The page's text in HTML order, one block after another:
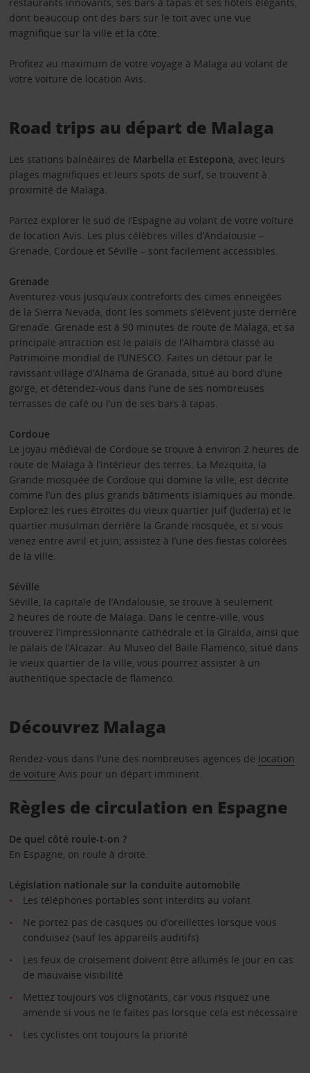
dont beaucoup ont des bars sur le toit avec une vue
magnifique sur la ville et la côte.
Profitez au maximum de votre voyage à Malaga au volant de
votre voiture de location Avis.
Road trips au départ de Malaga
Les stations balnéaires de Marbella et Estepona , avec leurs
plages magnifiques et leurs spots de surf, se trouvent à
proximité de Malaga.
Partez explorer le sud de l’Espagne au volant de votre voiture
de location Avis. Les plus célèbres villes d’Andalousie –
Grenade, Cordoue et Séville – sont facilement accessibles.
Grenade
Aventurez-vous jusqu’aux contreforts des cimes enneigées
de la Sierra Nevada, dont les sommets s’élèvent juste derrière
Grenade. Grenade est à 90 minutes de route de Malaga, et sa
principale attraction est le palais de l’Alhambra classé au
Patrimoine mondial de l’UNESCO. Faites un détour par le
ravissant village d’Alhama de Granada, situé au bord d’une
gorge, et détendez-vous dans l’une de ses nombreuses
terrasses de café ou l’un de ses bars à tapas.
Cordoue
Le joyau médiéval de Cordoue se trouve à environ 2 heures de
route de Malaga à l’intérieur des terres. La Mezquita, la
Grande mosquée de Cordoue qui domine la ville, est décrite
comme l’un des plus grands bâtiments islamiques au monde.
Explorez les rues étroites du vieux quartier juif (Judería) et le
quartier musulman derrière la Grande mosquée, et si vous
venez entre avril et juin, assistez à l’une des fiestas colorées
de la ville.
Séville
Séville, la capitale de l’Andalousie, se trouve à seulement
2 heures de route de Malaga. Dans le centre-ville, vous
trouverez l’impressionnante cathédrale et la Giralda, ainsi que
le palais de l’Alcazar. Au Museo del Baile Flamenco, situé dans
le vieux quartier de la ville, vous pourrez assister à un
authentique spectacle de flamenco.
Découvrez Malaga
Rendez-vous dans l'une des nombreuses agences de location
de voiture Avis pour un départ imminent.
Règles de circulation en Espagne
De quel côté roule-t-on ?
En Espagne, on roule à droite.
Législation nationale sur la conduite automobile
Les téléphones portables sont interdits au volant
Ne portez pas de casques ou d’oreillettes lorsque vous
conduisez (sauf les appareils auditifs)
Les feux de croisement doivent être allumés le jour en cas
de mauvaise visibilité
Mettez toujours vos clignotants, car vous risquez une
amende si vous ne le faites pas lorsque cela est nécessaire
Les cyclistes ont toujours la priorité